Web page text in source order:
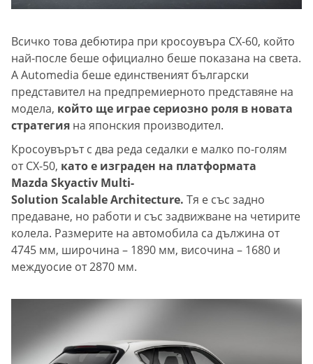
Всичко това дебютира при кросоувъра CX-60, който
най-после беше официално беше показана на света.
А Automedia беше единственият български
представител на предпремиерното представяне на
модела, който ще играе сериозно роля в новата
стратегия на японския производител.
Кросоувърът с два реда седалки е малко по-голям
от CX-50, като е изграден на платформата
Mazda Skyactiv Multi-
Solution Scalable Architecture. Тя е със задно
предаване, но работи и със задвижване на четирите
колела. Размерите на автомобила са дължина от
4745 мм, широчина – 1890 мм, височина – 1680 и
междуосие от 2870 мм.